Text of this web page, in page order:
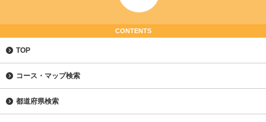
CONTENTS
TOP
コース・マップ検索
都道府県検索